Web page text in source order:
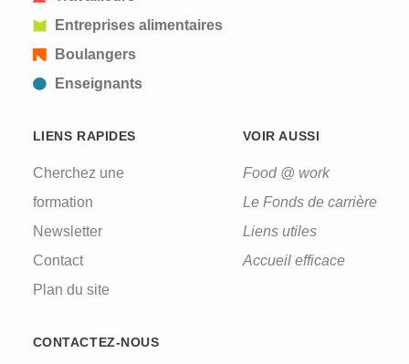
Entreprises alimentaires
Boulangers
Enseignants
LIENS RAPIDES
Cherchez une
formation
Newsletter
Contact
Plan du site
VOIR AUSSI
Food @ work
Le Fonds de carrière
Liens utiles
Accueil efficace
CONTACTEZ-NOUS